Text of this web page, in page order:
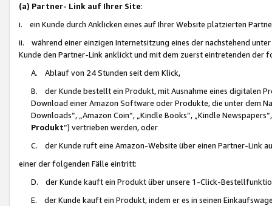
(a) Partner- Link auf Ihrer Site:
i. ein Kunde durch Anklicken eines auf Ihrer Website platzierten
ii. während einer einzigen Internetsitzung eines der nachstehend
Kunde den Partner-Link anklickt und mit dem zuerst eintretenden der
A. Ablauf von 24 Stunden seit dem Klick,
B. der Kunde bestellt ein Produkt, mit Ausnahme eines digitalen
Download einer Amazon Software oder Produkte, die unter dem
Downloads“, „Amazon Coin“, „Kindle Books“, „Kindle
Produkt“) vertrieben werden, oder
C. der Kunde ruft eine Amazon-Website über einen Partner-Link
einer der folgenden Fälle eintritt:
D. der Kunde kauft ein Produkt über unsere 1-Click-
E. der Kunde kauft ein Produkt, indem er es in seinen